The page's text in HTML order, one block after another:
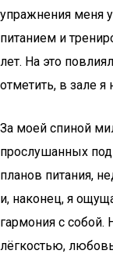
упражнения меня
питанием и
лет. На это
отметить, в зале
За моей спиной
прослушанных
планов питания,
и, наконец, я
гармония с собой.
лёгкостью,